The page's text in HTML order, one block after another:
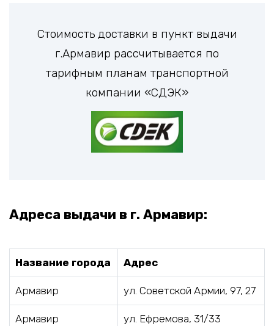
Стоимость доставки в пункт выдачи
г.Армавир рассчитывается по
тарифным планам транспортной
компании «СДЭК»
Адреса выдачи в г. Армавир:
Название города Адрес
Армавир ул. Советской Армии, 97, 27
Армавир ул. Ефремова, 31/33